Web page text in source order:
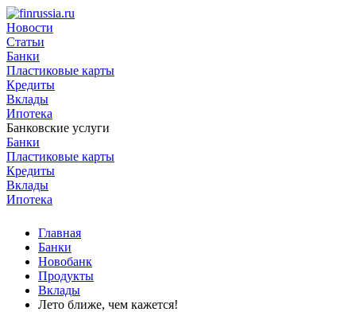
Новости
Статьи
Банки
Пластиковые карты
Кредиты
Вклады
Ипотека
Банковские услуги
Банки
Пластиковые карты
Кредиты
Вклады
Ипотека
Главная
Банки
Новобанк
Продукты
Вклады
Лето ближе, чем кажется!